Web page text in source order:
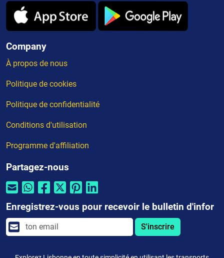
Company
À propos de nous
Politique de cookies
Politique de confidentialité
Conditions d'utilisation
Programme d'affiliation
Partagez-nous
Enregistrez-vous pour recevoir le bulletin d'infor
S'inscrire